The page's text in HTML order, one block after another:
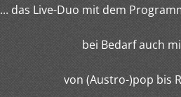
... das Live-Duo mit dem
bei Bedarf auch
von (Austro-)pop bis